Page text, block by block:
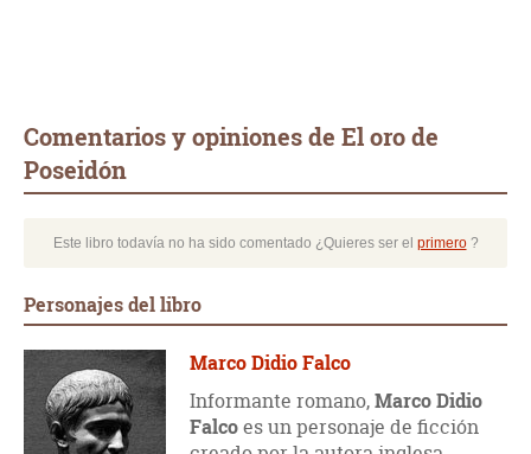
Comentarios y opiniones de El oro de
Poseidón
Este libro todavía no ha sido comentado ¿Quieres ser el primero?
Personajes del libro
Marco Didio Falco
Informante romano,Marco Didio
Falcoes un personaje de ficción